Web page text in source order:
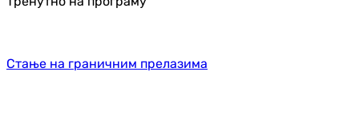
Стање на граничним прелазима